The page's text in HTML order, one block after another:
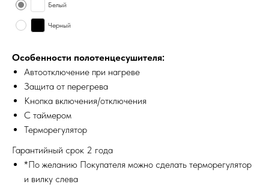
Белый
Черный
Особенности полотенцесушителя:
Автоотключение при нагреве
Защита от перегрева
Кнопка включения/отключения
С таймером
Терморегулятор
Гарантийный срок 2 года
*По желанию Покупателя можно сделать терморегулятор
и вилку слева